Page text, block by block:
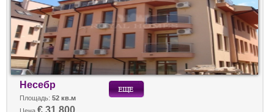
Несебр
Площадь: 52 кв.м
€ 31 800